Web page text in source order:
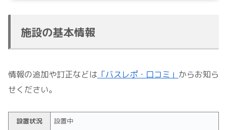
施設の基本情報
情報の追加や訂正などは 「バスレポ・口コミ」 からお知ら
せください。
設置状況
設置中